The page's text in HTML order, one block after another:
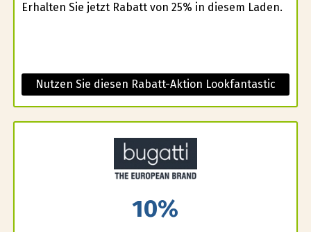
Erhalten Sie jetzt Rabatt von 25% in diesem Laden.
Nutzen Sie diesen Rabatt-Aktion Lookfantastic
10%